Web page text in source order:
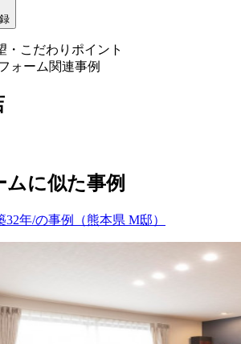
・こだわりポイント
ォーム関連事例
に似た事例
年/の事例（熊本県 M邸）